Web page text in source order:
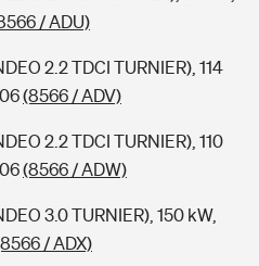
/ ADU)
2.2 TDCI TURNIER), 114
(8566 / ADV)
2.2 TDCI TURNIER), 110
(8566 / ADW)
3.0 TURNIER), 150 kW,
/ ADX)